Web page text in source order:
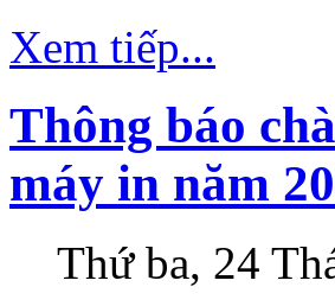
Xem tiếp...
Thông báo
máy in năm
Thứ ba, 24